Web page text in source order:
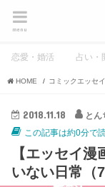
menu
恋愛・婚活 占い・
HOME コミックエッセイ
2018.11.18
とん
この記事は約0分で
【エッセイ
いない日常（